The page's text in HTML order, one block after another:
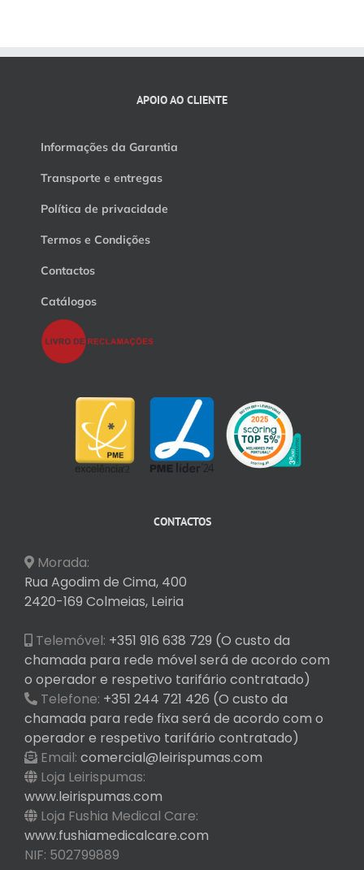
APOIO AO CLIENTE
Informações da Garantia
Transporte e entregas
Política de privacidade
Termos e Condições
Contactos
Catálogos
CONTACTOS
Morada:
Rua Agodim de Cima, 400
2420-169 Colmeias, Leiria
Telemóvel: +351 916 638 729 (O custo da
chamada para rede móvel será de acordo com
o operador e respetivo tarifário contratado)
Telefone: +351 244 721 426 (O custo da
chamada para rede fixa será de acordo com o
operador e respetivo tarifário contratado)
Email: comercial@leirispumas.com
Loja Leirispumas:
www.leirispumas.com
Loja Fushia Medical Care:
www.fushiamedicalcare.com
NIF: 502799889